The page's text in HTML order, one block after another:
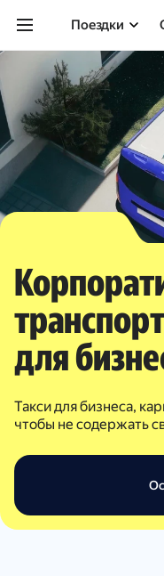
Поездки
для
Такси для бизнеса,
чтобы не содержать